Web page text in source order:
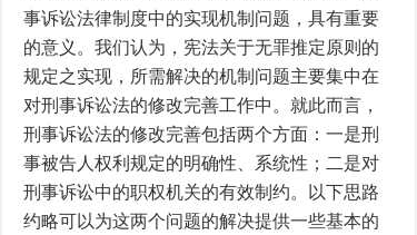
事诉讼法律制度中的实现机制问题，具有重要
的意义。我们认为，宪法关于无罪推定原则的
规定之实现，所需解决的机制问题主要集中在
对刑事诉讼法的修改完善工作中。就此而言，
刑事诉讼法的修改完善包括两个方面：一是刑
事被告人权利规定的明确性、系统性；二是对
刑事诉讼中的职权机关的有效制约。以下思路
约略可以为这两个问题的解决提供一些基本的